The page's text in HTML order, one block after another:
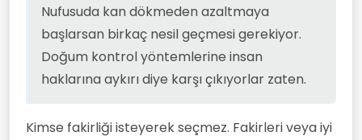
Nufusuda kan dökmeden azaltmaya
başlarsan birkaç nesil geçmesi gerekiyor.
Doğum kontrol yöntemlerine insan
haklarına aykırı diye karşı çıkıyorlar zaten.
Kimse fakirliği isteyerek seçmez. Fakirleri veya iyi